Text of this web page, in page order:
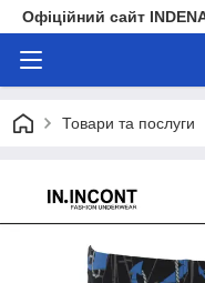
Офіційний сайт
Товари та послуги